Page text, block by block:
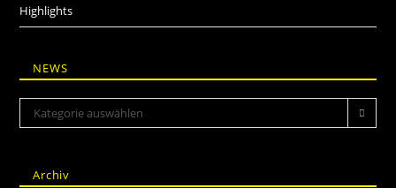
Highlights
NEWS
Kategorie auswählen
Archiv